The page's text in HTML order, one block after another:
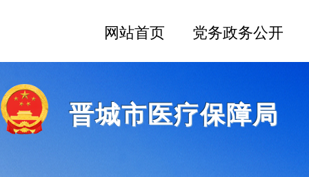
晋城市医疗保障局